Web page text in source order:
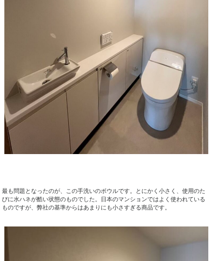
最も問題となったのが、この手洗いのボウルです。とにかく小さく、使用のた
びに水ハネが酷い状態のものでした。日本のマンションではよく使われている
ものですが、弊社の基準からはあまりにも小さすぎる商品です。